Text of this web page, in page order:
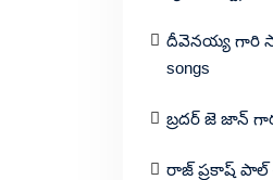
దీవెనయ్య గారి
songs
బ్రదర్ జె జాన్
రాజ్ ప్రకాష్ పాల్